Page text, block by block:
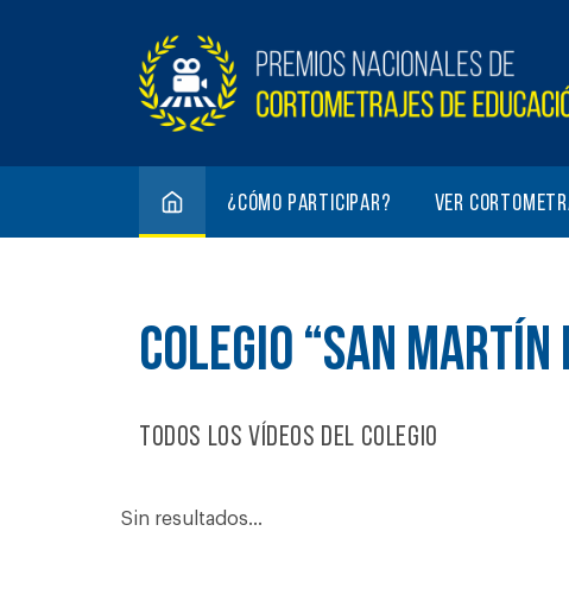
¿Cómo participar? Ver
COLEGIO “SAN MARTÍN
Todos los vídeos del colegio
Sin resultados...